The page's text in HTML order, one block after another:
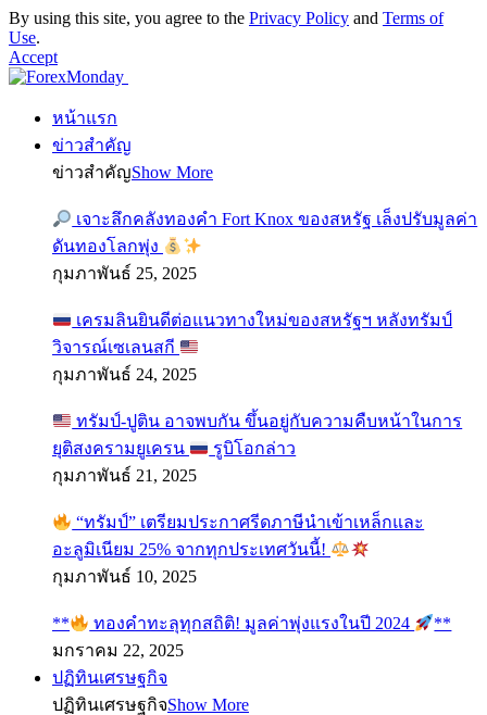
By using this site, you agree to the Privacy Policy and Terms of
Use.
Accept
หน้าแรก
ข่าวสำคัญ
ข่าวสำคัญShow More
เจาะลึกคลังทองคำ Fort Knox ของสหรัฐ เล็งปรับมูลค่า
ดันทองโลกพุ่ง
กุมภาพันธ์ 25, 2025
เครมลินยินดีต่อแนวทางใหม่ของสหรัฐฯ หลังทรัมป์
วิจารณ์เซเลนสกี
กุมภาพันธ์ 24, 2025
ทรัมป์-ปูติน อาจพบกัน ขึ้นอยู่กับความคืบหน้าในการ
ยุติสงครามยูเครน
รูบิโอกล่าว
กุมภาพันธ์ 21, 2025
“ทรัมป์” เตรียมประกาศรีดภาษีนำเข้าเหล็กและ
อะลูมิเนียม 25% จากทุกประเทศวันนี้!
กุมภาพันธ์ 10, 2025
** ทองคำทะลุทุกสถิติ! มูลค่าพุ่งแรงในปี 2024
**
มกราคม 22, 2025
ปฏิทินเศรษฐกิจ
ปฏิทินเศรษฐกิจShow More